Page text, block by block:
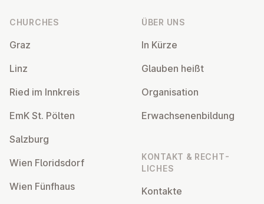
CHURCHES
Graz
Linz
Ried im Innkreis
EmK St. Pölten
Salzburg
Wien Flor­idsdorf
Wien Fünfhaus
ÜBER UNS
In Kürze
Glauben heißt
Or­gan­isa­tion
Er­wach­sen­en­bildung
KONTAKT & RECHT­
LICHES
Kontakte